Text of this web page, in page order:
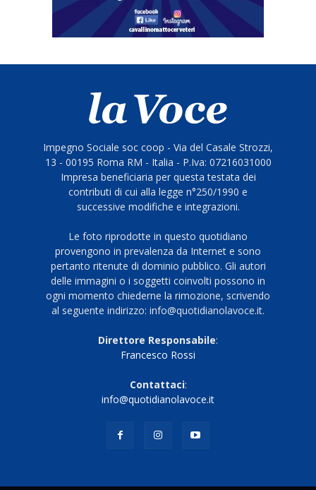
Impegno Sociale soc coop - Via del Casale Strozzi,
13 - 00195 Roma RM - Italia - P.Iva: 07216031000
Impresa beneficiaria per questa testata dei
contributi di cui alla legge n°250/1990 e
successive modifiche e integrazioni.
Le foto riprodotte in questo quotidiano
provengono in prevalenza da Internet e sono
pertanto ritenute di dominio pubblico. Gli autori
delle immagini o i soggetti coinvolti possono in
ogni momento chiederne la rimozione, scrivendo
al seguente indirizzo: info@quotidianolavoce.it.
Direttore Responsabile:
Francesco Rossi
Contattaci:
info@quotidianolavoce.it